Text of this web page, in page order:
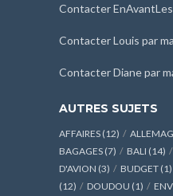
Contacter
Contacter Louis par
Contacter Diane par
AUTRES SUJETS
AFFAIRES (12)
BAGAGES (7) BALI (14)
D'AVION (3) BUDGET (1)
(12)
DOUDOU (1)